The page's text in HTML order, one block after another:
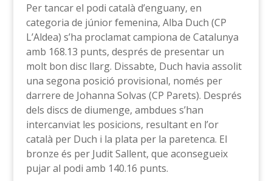
Per tancar el podi català d’enguany, en
categoria de júnior femenina, Alba Duch (CP
L’Aldea) s’ha proclamat campiona de Catalunya
amb 168.13 punts, després de presentar un
molt bon disc llarg. Dissabte, Duch havia assolit
una segona posició provisional, només per
darrere de Johanna Solvas (CP Parets). Després
dels discs de diumenge, ambdues s’han
intercanviat les posicions, resultant en l’or
català per Duch i la plata per la paretenca. El
bronze és per Judit Sallent, que aconsegueix
pujar al podi amb 140.16 punts.